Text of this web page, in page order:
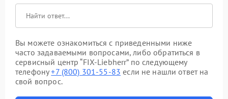
Вы можете ознакомиться с приведенными ниже
часто задаваемыми вопросами, либо обратиться в
сервисный центр “FIX-Liebherr” по следующему
телефону+7 (800) 301-55-83 если не нашли ответ на
свой вопрос.